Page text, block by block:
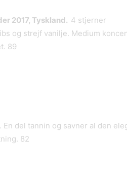
2017, Tyskland. 4 stjerner
og strejf vanilje. Medium
89
del tannin og savner al den
82